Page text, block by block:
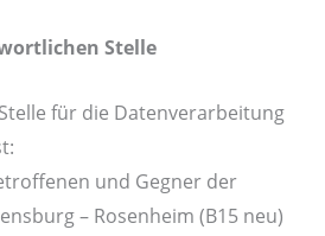
Stelle
für die Datenverarbeitung
und Gegner der
– Rosenheim (B15 neu)